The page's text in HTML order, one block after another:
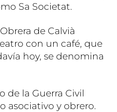
Sa Societat.
de Calvià
con un café, que
hoy, se denomina
de la Guerra Civil
asociativo y obrero.